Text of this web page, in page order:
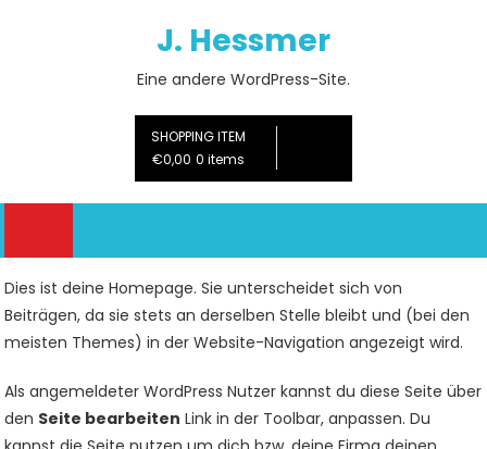
J. Hessmer
Eine andere WordPress-Site.
SHOPPING ITEM
€0,00 0 items
Dies ist deine Homepage. Sie unterscheidet sich von
Beiträgen, da sie stets an derselben Stelle bleibt und (bei den
meisten Themes) in der Website-Navigation angezeigt wird.
Als angemeldeter WordPress Nutzer kannst du diese Seite über
den Seite bearbeiten Link in der Toolbar, anpassen. Du